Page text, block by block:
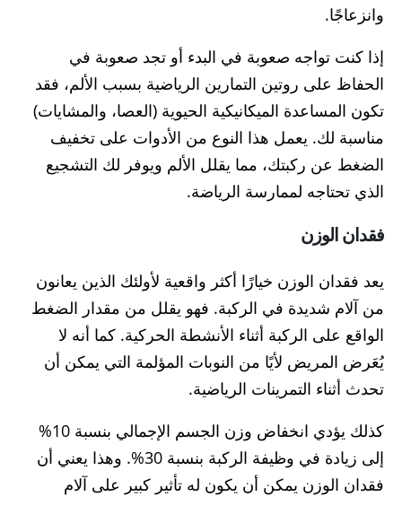
وانزعاجًا.
إذا كنت تواجه صعوبة في البدء أو تجد صعوبة في
الحفاظ على روتين التمارين الرياضية بسبب الألم، فقد
تكون المساعدة الميكانيكية الحيوية (العصا، والمشايات)
مناسبة لك. يعمل هذا النوع من الأدوات على تخفيف
الضغط عن ركبتك، مما يقلل الألم ويوفر لك التشجيع
الذي تحتاجه لممارسة الرياضة.
فقدان الوزن
يعد فقدان الوزن خيارًا أكثر واقعية لأولئك الذين يعانون
من آلام شديدة في الركبة. فهو يقلل من مقدار الضغط
الواقع على الركبة أثناء الأنشطة الحركية. كما أنه لا
يُعَرض المريض لأيًا من النوبات المؤلمة التي يمكن أن
تحدث أثناء التمرينات الرياضية.
كذلك يؤدي انخفاض وزن الجسم الإجمالي بنسبة 10%
إلى زيادة في وظيفة الركبة بنسبة 30%. وهذا يعني أن
فقدان الوزن يمكن أن يكون له تأثير كبير على آلام